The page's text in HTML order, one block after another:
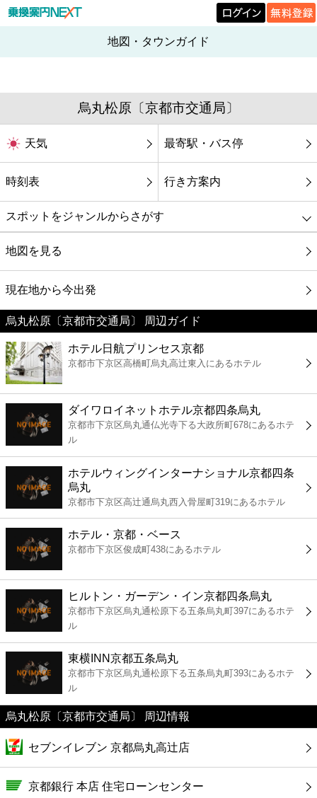
地図・タウンガイド
烏丸松原〔京都市交通局〕
天気 最寄駅・バス停
時刻表 行き方案内
スポットをジャンルからさがす
グルメ
映画
美容
コンビニ
薬局
スーパー
エンタメ
レジャー
書店
ファミレス
カフェ
ショッピング
銀行
公共
地図を見る
現在地から今出発
烏丸松原〔京都市交通局〕 周辺ガイド
ホテル日航プリンセス京都
京都市下京区高橋町烏丸高辻東入にあるホテル
ダイワロイネットホテル京都四条烏丸
京都市下京区烏丸通仏光寺下る大政所町678にあるホテ
ル
ホテルウィングインターナショナル京都四条
烏丸
京都市下京区高辻通烏丸西入骨屋町319にあるホテル
ホテル・京都・ベース
京都市下京区俊成町438にあるホテル
ヒルトン・ガーデン・イン京都四条烏丸
京都市下京区烏丸通松原下る五条烏丸町397にあるホテ
ル
東横INN京都五条烏丸
京都市下京区烏丸通松原下る五条烏丸町393にあるホテ
ル
烏丸松原〔京都市交通局〕 周辺情報
セブンイレブン 京都烏丸高辻店
京都銀行 本店 住宅ローンセンター